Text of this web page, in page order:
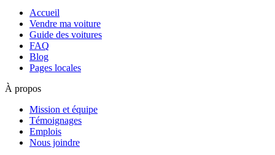
Accueil
Vendre ma voiture
Guide des voitures
FAQ
Blog
Pages locales
À propos
Mission et équipe
Témoignages
Emplois
Nous joindre